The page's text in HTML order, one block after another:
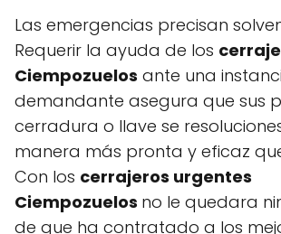
Las emergencias precisan
Requerir la ayuda de los
Ciempozuelos ante una
demandante asegura que sus
cerradura o llave se
manera más pronta y eficaz
Con los cerrajeros urgentes
Ciempozuelos no le quedara
de que ha contratado a los